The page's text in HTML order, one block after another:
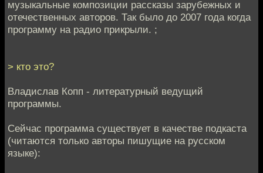
музыкальные композиции рассказы зарубежных и
отечественных авторов. Так было до 2007 года когда
программу на радио прикрыли. ;
> кто это?
Владислав Копп - литературный ведущий
программы.
Сейчас программа существует в качестве подкаста
(читаются только авторы пишущие на русском
языке):